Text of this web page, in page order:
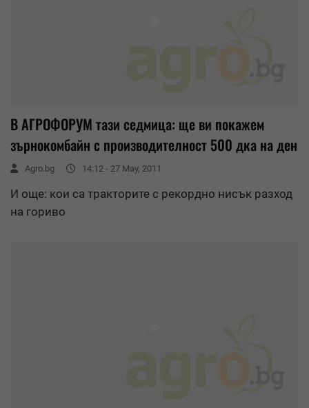
В АГРОФОРУМ тази седмица: ще ви покажем
зърнокомбайн с производителност 500 дка на ден
Agro.bg 14:12 - 27 May, 2011
И още: кои са тракторите с рекордно нисък разход
на гориво